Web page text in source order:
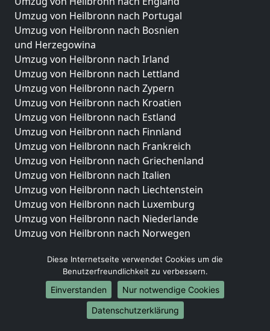
Umzug von Heilbronn nach Portugal
Umzug von Heilbronn nach Bosnien
und Herzegowina
Umzug von Heilbronn nach Irland
Umzug von Heilbronn nach Lettland
Umzug von Heilbronn nach Zypern
Umzug von Heilbronn nach Kroatien
Umzug von Heilbronn nach Estland
Umzug von Heilbronn nach Finnland
Umzug von Heilbronn nach Frankreich
Umzug von Heilbronn nach Griechenland
Umzug von Heilbronn nach Italien
Umzug von Heilbronn nach Liechtenstein
Umzug von Heilbronn nach Luxemburg
Umzug von Heilbronn nach Niederlande
Umzug von Heilbronn nach Norwegen
Umzüge-Deutschlandweit
Umzug von Heilbronn nach Berlin
Umzug von Heilbronn nach Hamburg
Umzug von Heilbronn nach München
Umzug von Heilbronn nach Köln
Diese Internetseite verwendet Cookies um die
Benutzerfreundlichkeit zu verbessern.
Einverstanden
Nur notwendige Cookies
Datenschutzerklärung